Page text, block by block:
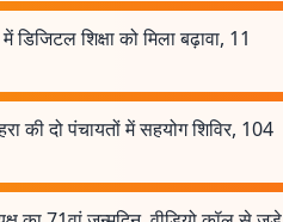
शिक्षा को मिला बढ़ावा, 11
की दो पंचायतों में सहयोग शिविर, 104